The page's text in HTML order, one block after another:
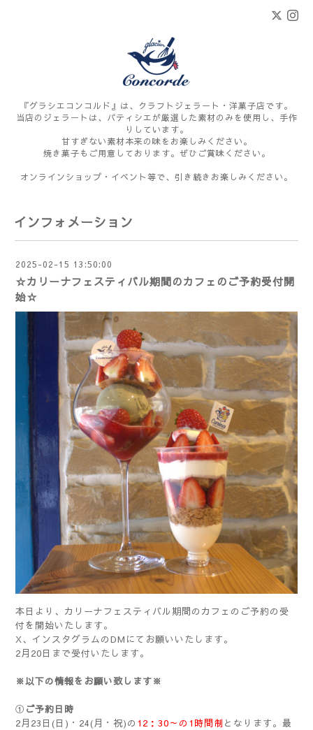
『グラシエコンコルド』は、クラフトジェラート・洋菓子店です。
当店のジェラートは、パティシエが厳選した素材のみを使用し、手作
りしています。
甘すぎない素材本来の味をお楽しみください。
焼き菓子もご用意しております。ぜひご賞味ください。
オンラインショップ・イベント等で、引き続きお楽しみください。
インフォメーション
2025-02-15 13:50:00
☆カリーナフェスティバル期間のカフェのご予約受付開
始☆
本日より、カリーナフェスティバル期間のカフェのご予約の受
付を開始いたします。
X、インスタグラムのDMにてお願いいたします。
2月20日まで受付いたします。
※以下の情報をお願い致します※
① ご予約日時
2月23日(日)・24(月・祝)の 12：30～の1時間制 となります。最